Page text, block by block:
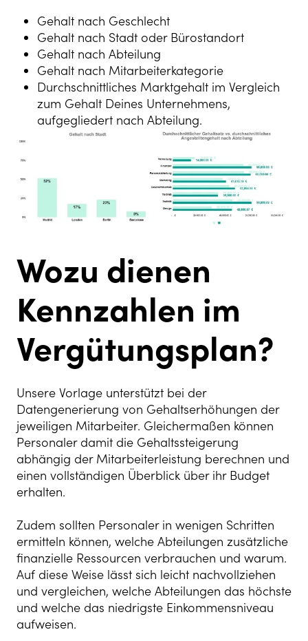
Gehalt nach Geschlecht
Gehalt nach Stadt oder Bürostandort
Gehalt nach Abteilung
Gehalt nach Mitarbeiterkategorie
Durchschnittliches Marktgehalt im Vergleich
zum Gehalt Deines Unternehmens,
aufgegliedert nach Abteilung.
Wozu dienen
Kennzahlen im
Vergütungsplan?
Unsere Vorlage unterstützt bei der
Datengenerierung von Gehaltserhöhungen der
jeweiligen Mitarbeiter. Gleichermaßen können
Personalerdamit die Gehaltssteigerung
abhängig der Mitarbeiterleistung berechnen und
einen vollständigen Überblick über ihr Budget
erhalten.
Zudem sollten Personaler in wenigen Schritten
ermitteln können, welche Abteilungen zusätzliche
finanzielle Ressourcen verbrauchen und warum.
Auf diese Weise lässt sich leicht nachvollziehen
und vergleichen, welche Abteilungen das höchste
und welche das niedrigste Einkommensniveau
aufweisen.